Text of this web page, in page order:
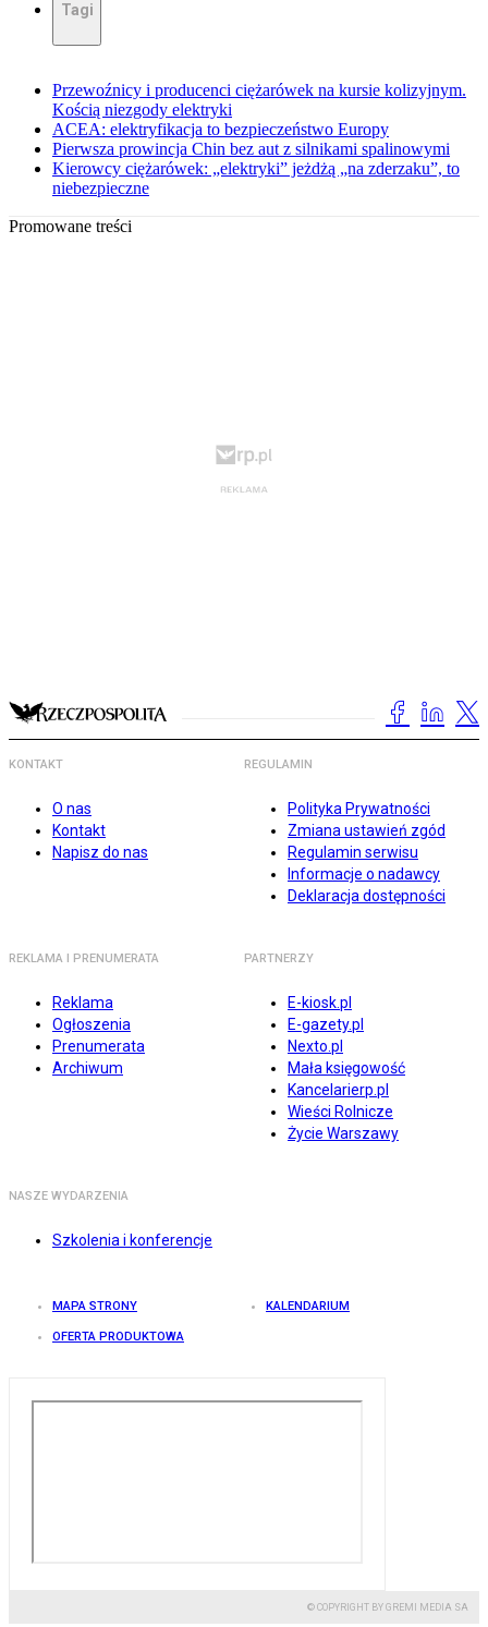
Tagi
Przewoźnicy i producenci ciężarówek na kursie kolizyjnym.
Kością niezgody elektryki
ACEA: elektryfikacja to bezpieczeństwo Europy
Pierwsza prowincja Chin bez aut z silnikami spalinowymi
Kierowcy ciężarówek: „elektryki” jeżdżą „na zderzaku”, to
niebezpieczne
Promowane treści
KONTAKT
O nas
Kontakt
Napisz do nas
REGULAMIN
Polityka Prywatności
Zmiana ustawień zgód
Regulamin serwisu
Informacje o nadawcy
Deklaracja dostępności
REKLAMA I PRENUMERATA
Reklama
Ogłoszenia
Prenumerata
Archiwum
PARTNERZY
E-kiosk.pl
E-gazety.pl
Nexto.pl
Mała księgowość
Kancelarierp.pl
Wieści Rolnicze
Życie Warszawy
NASZE WYDARZENIA
Szkolenia i konferencje
MAPA STRONY KALENDARIUM
OFERTA PRODUKTOWA
© COPYRIGHT BY GREMI MEDIA SA